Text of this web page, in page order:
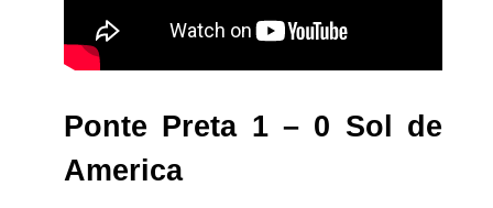
Ponte Preta 1 – 0 Sol de
America